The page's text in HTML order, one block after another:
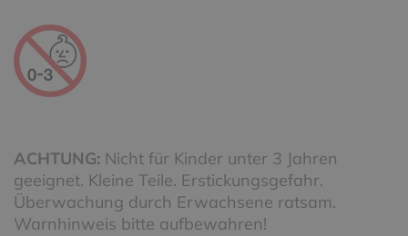
ACHTUNG: Nicht für Kinder unter 3 Jahren
geeignet. Kleine Teile. Erstickungsgefahr.
Überwachung durch Erwachsene ratsam.
Warnhinweis bitte aufbewahren!